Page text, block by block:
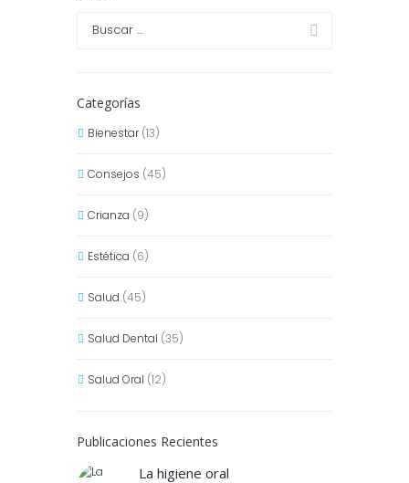
Categorías
Bienestar(13)
Consejos (45)
Crianza (9)
Estética (6)
Salud (45)
Salud Dental (35)
Salud Oral (12)
Publicaciones Recientes
La higiene oral